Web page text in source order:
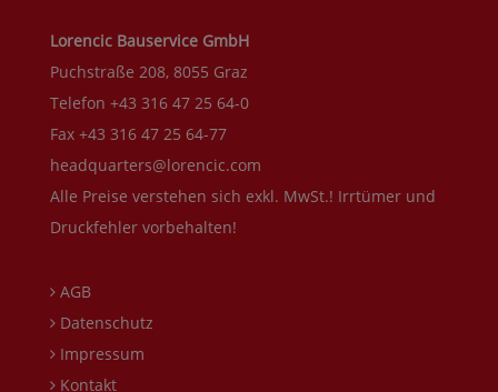
Lorencic Bauservice GmbH
Puchstraße 208, 8055 Graz
Telefon +43 316 47 25 64-0
Fax +43 316 47 25 64-77
headquarters@lorencic.com
Alle Preise verstehen sich exkl. MwSt.! Irrtümer und
Druckfehler vorbehalten!
AGB
Datenschutz
Impressum
Kontakt